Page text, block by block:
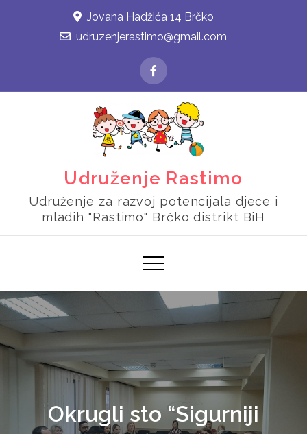
Jovana Hadžića 14 Brčko
udruzenjerastimo@gmail.com
Udruženje Rastimo
Udruženje za razvoj potencijala djece i
mladih "Rastimo" Brčko distrikt BiH
Okrugli sto “Sigurniji